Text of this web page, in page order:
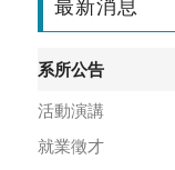
最新消息
系所公告
活動演講
就業徵才